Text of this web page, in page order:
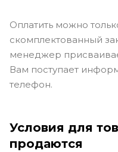
Оплатить можно
скомплектованный
менеджер
Вам поступает
телефон.
Условия для
продаются